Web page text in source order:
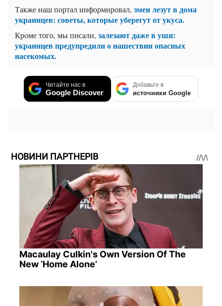
Также наш портал информировал, змеи лезут в дома
украинцев: советы, которые уберегут от укуса.
Кроме того, мы писали, залезают даже в уши:
украинцев предупредили о нашествии опасных
насекомых.
Читайте нас в
Google Discover
Добавьте в
источники Google
НОВИНИ ПАРТНЕРІВ
Macaulay Culkin's Own Version Of The
New ‘Home Alone’